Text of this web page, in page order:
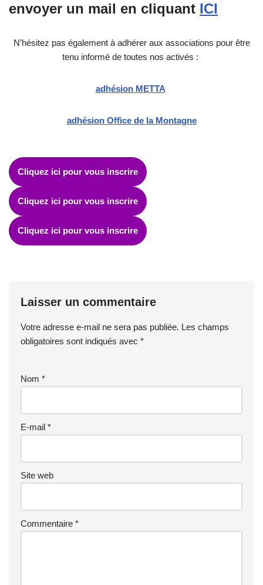
envoyer un mail en cliquant ICI
N’hésitez pas également à adhérer aux associations pour être
tenu informé de toutes nos activés :
adhésion METTA
adhésion Office de la Montagne
Cliquez ici pour vous inscrire
Cliquez ici pour vous inscrire
Cliquez ici pour vous inscrire
Laisser un commentaire
Votre adresse e-mail ne sera pas publiée. Les champs
obligatoires sont indiqués avec *
Nom *
E-mail *
Site web
Commentaire *